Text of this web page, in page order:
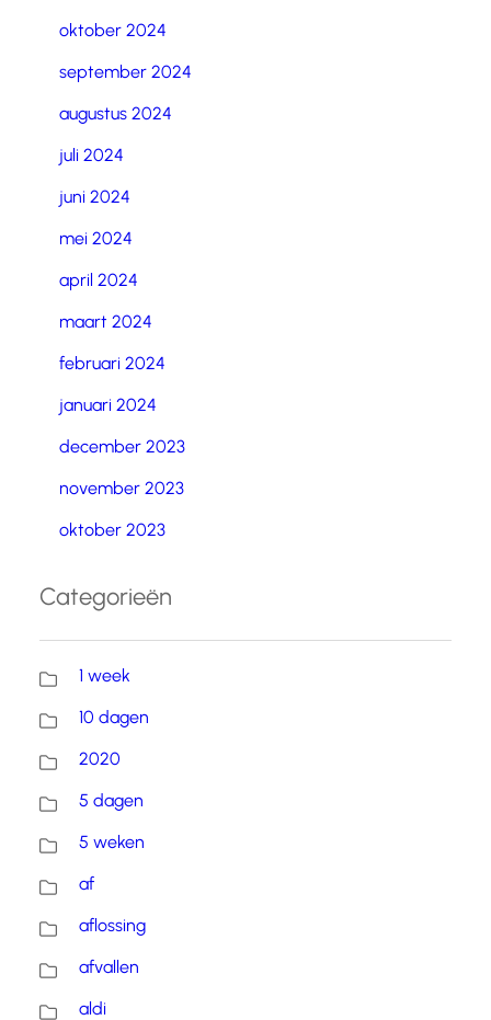
oktober 2024
september 2024
augustus 2024
juli 2024
juni 2024
mei 2024
april 2024
maart 2024
februari 2024
januari 2024
december 2023
november 2023
oktober 2023
Categorieën
1 week
10 dagen
2020
5 dagen
5 weken
af
aflossing
afvallen
aldi